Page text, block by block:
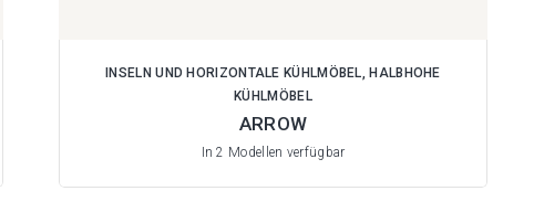
INSELN UND HORIZONTALE KÜHLMÖBEL, HALBHOHE
KÜHLMÖBEL
ARROW
In 2 Modellen verfügbar